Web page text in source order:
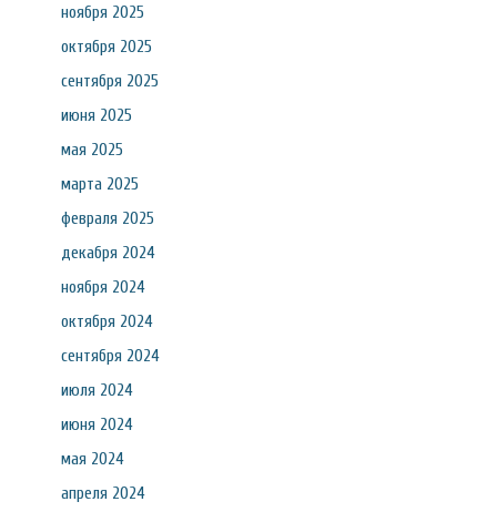
ноября 2025
октября 2025
сентября 2025
июня 2025
мая 2025
марта 2025
февраля 2025
декабря 2024
ноября 2024
октября 2024
сентября 2024
июля 2024
июня 2024
мая 2024
апреля 2024